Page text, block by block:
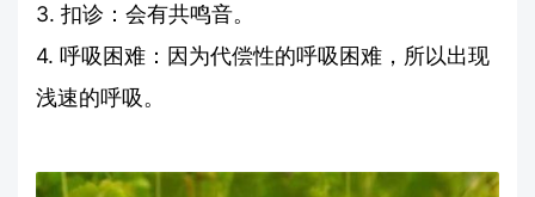
3. 扣诊：会有共鸣音。
4. 呼吸困难：因为代偿性的呼吸困难，所以出现
浅速的呼吸。